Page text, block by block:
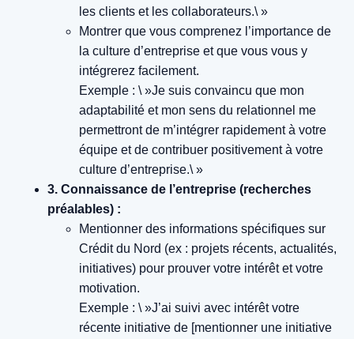
les clients et les collaborateurs.\ »
Montrer que vous comprenez l’importance de
la culture d’entreprise et que vous vous y
intégrerez facilement.
Exemple : \ »Je suis convaincu que mon
adaptabilité et mon sens du relationnel me
permettront de m’intégrer rapidement à votre
équipe et de contribuer positivement à votre
culture d’entreprise.\ »
3. Connaissance de l’entreprise (recherches
préalables) :
Mentionner des informations spécifiques sur
Crédit du Nord (ex : projets récents, actualités,
initiatives) pour prouver votre intérêt et votre
motivation.
Exemple : \ »J’ai suivi avec intérêt votre
récente initiative de [mentionner une initiative